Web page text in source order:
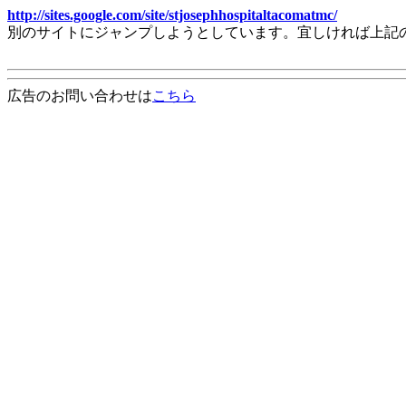
http://sites.google.com/site/stjosephhospitaltacomatmc/
別のサイトにジャンプしようとしています。宜しければ上
広告のお問い合わせはこちら